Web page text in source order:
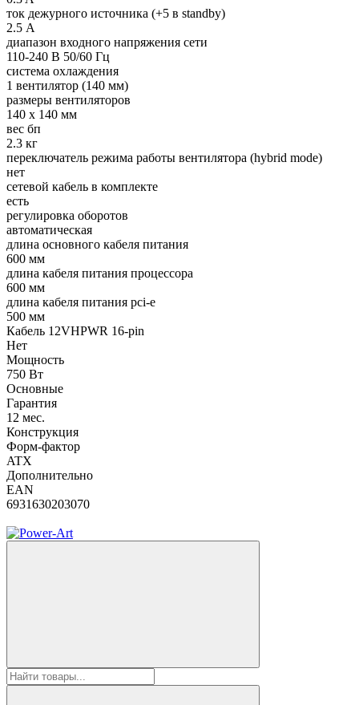
ток дежурного источника (+5 в standby)
2.5 А
диапазон входного напряжения сети
110-240 В 50/60 Гц
система охлаждения
1 вентилятор (140 мм)
размеры вентиляторов
140 x 140 мм
вес бп
2.3 кг
переключатель режима работы вентилятора (hybrid mode)
нет
сетевой кабель в комплекте
есть
регулировка оборотов
автоматическая
длина основного кабеля питания
600 мм
длина кабеля питания процессора
600 мм
длина кабеля питания pci-e
500 мм
Кабель 12VHPWR 16-pin
Нет
Мощность
750 Вт
Основные
Гарантия
12 мес.
Конструкция
Форм-фактор
ATX
Дополнительно
EAN
6931630203070